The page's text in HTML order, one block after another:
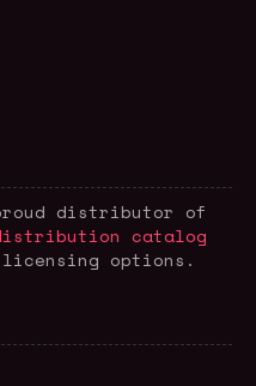
distributor of
catalog
options.